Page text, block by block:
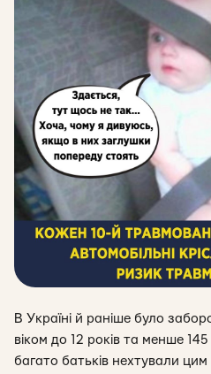
В Україні й раніше було
віком до 12 років та менше
багато батьків нехтували